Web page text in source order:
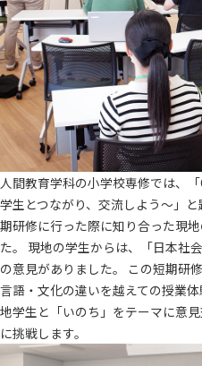
人間教育学科の小学校専修では、
学生とつながり、交流しよう～」
期研修に行った際に知り合った現
た。 現地の学生からは、「日本社
の意見がありました。 この短期研
言語・文化の違いを越えての授業
地学生と「いのち」をテーマに意
に挑戦します。